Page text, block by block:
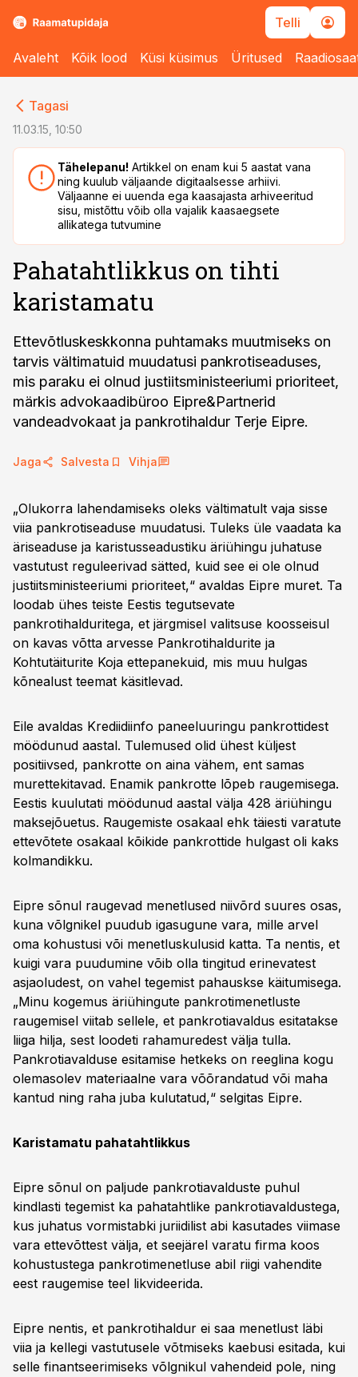
Telli
Avaleht Kõik lood Küsi küsimus Üritused
Tagasi
11.03.15, 10:50
Tähelepanu! Artikkel on enam kui 5 aastat vana
ning kuulub väljaande digitaalsesse arhiivi.
Väljaanne ei uuenda ega kaasajasta arhiveeritud
sisu, mistõttu võib olla vajalik kaasaegsete
allikatega tutvumine
Pahatahtlikkus on tihti
karistamatu
Ettevõtluskeskkonna puhtamaks muutmiseks on
tarvis vältimatuid muudatusi pankrotiseaduses,
mis paraku ei olnud justiitsministeeriumi prioriteet,
märkis advokaadibüroo Eipre&Partnerid
vandeadvokaat ja pankrotihaldur Terje Eipre.
Jaga Salvesta Vihja
„Olukorra lahendamiseks oleks vältimatult vaja sisse
viia pankrotiseaduse muudatusi. Tuleks üle vaadata ka
äriseaduse ja karistusseadustiku äriühingu juhatuse
vastutust reguleerivad sätted, kuid see ei ole olnud
justiitsministeeriumi prioriteet,“ avaldas Eipre muret. Ta
loodab ühes teiste Eestis tegutsevate
pankrotihalduritega, et järgmisel valitsuse koosseisul
on kavas võtta arvesse Pankrotihaldurite ja
Kohtutäiturite Koja ettepanekuid, mis muu hulgas
kõnealust teemat käsitlevad.
Eile avaldas Krediidiinfo paneeluuringu pankrottidest
möödunud aastal. Tulemused olid ühest küljest
positiivsed, pankrotte on aina vähem, ent samas
murettekitavad. Enamik pankrotte lõpeb raugemisega.
Eestis kuulutati möödunud aastal välja 428 äriühingu
maksejõuetus. Raugemiste osakaal ehk täiesti varatute
ettevõtete osakaal kõikide pankrottide hulgast oli kaks
kolmandikku.
Eipre sõnul raugevad menetlused niivõrd suures osas,
kuna võlgnikel puudub igasugune vara, mille arvel
oma kohustusi või menetluskulusid katta. Ta nentis, et
kuigi vara puudumine võib olla tingitud erinevatest
asjaoludest, on vahel tegemist pahauskse käitumisega.
„Minu kogemus äriühingute pankrotimenetluste
raugemisel viitab sellele, et pankrotiavaldus esitatakse
liiga hilja, sest loodeti rahamuredest välja tulla.
Pankrotiavalduse esitamise hetkeks on reeglina kogu
olemasolev materiaalne vara võõrandatud või maha
kantud ning raha juba kulutatud,“ selgitas Eipre.
Karistamatu pahatahtlikkus
Eipre sõnul on paljude pankrotiavalduste puhul
kindlasti tegemist ka pahatahtlike pankrotiavaldustega,
kus juhatus vormistabki juriidilist abi kasutades viimase
vara ettevõttest välja, et seejärel varatu firma koos
kohustustega pankrotimenetluse abil riigi vahendite
eest raugemise teel likvideerida.
Eipre nentis, et pankrotihaldur ei saa menetlust läbi
viia ja kellegi vastutusele võtmiseks kaebusi esitada, kui
selle finantseerimiseks võlgnikul vahendeid pole, ning